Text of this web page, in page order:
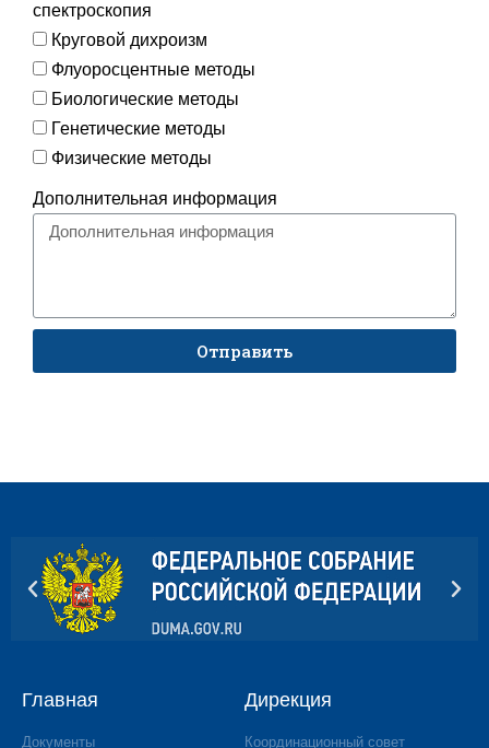
спектроскопия
Круговой дихроизм
Флуоросцентные методы
Биологические методы
Генетические методы
Физические методы
Дополнительная информация
Отправить
Главная
Документы
Дирекция
Координационный совет